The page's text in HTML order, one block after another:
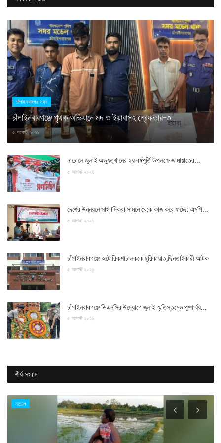
চাঁপাইনবাবগঞ্জ সদর
চাঁপাইনবাবগঞ্জে পৃথক অভিযানে মদ ও ইয়াবাসহ গ্রেফতার-৩
৫ আগস্ট ২০২৬
নাচোলে জুলাই অভ্যুত্থানের ২য় বর্ষপূর্তি উপলক্ষে জামায়াতের...
৫ আগস্ট ২০২৬
দেশের উন্নয়নে সাংবাদিকরা সামনে থেকে কাজ করে যাচ্ছে: এমপি...
৫ আগস্ট ২০২৬
চাঁপাইনবাবগঞ্জে অটোরিকশাচালককে ছুরিকাঘাত,ছিনতাইকারী আটক
৫ আগস্ট ২০২৬
চাঁপাইনবাবগঞ্জে ডিএনসির উদ্যোগে জুলাই স্মৃতিস্তম্ভে পুষ্পার্ঘ্য...
৫ আগস্ট ২০২৬
শীর্ষ সংবাদ
নাচোল